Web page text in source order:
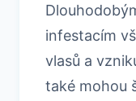
infestacím
vlasů a
také mohou